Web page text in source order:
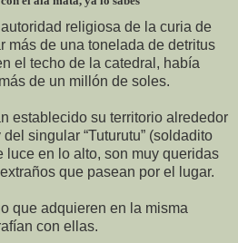
religiosa de la curia de
más de una tonelada de detritus
el techo de la catedral, había
de un millón de soles.
establecido su territorio alrededor
singular “Tuturutu” (soldadito
luce en lo alto, son muy queridas
que pasean por el lugar.
que adquieren en la misma
con ellas.